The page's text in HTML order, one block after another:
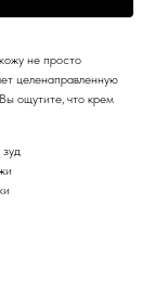
не просто
целенаправленную
ощутите, что крем